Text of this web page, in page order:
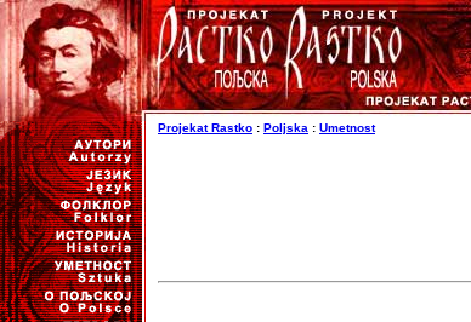
Projekat Rastko : Poljska : Umetnost